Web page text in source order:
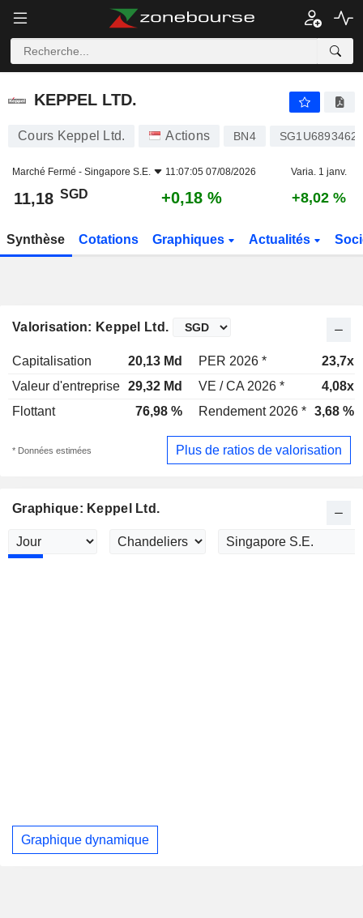
KEPPEL LTD.
KEPPEL LTD.
Cours Keppel Ltd. Actions BN4
Marché Fermé - Singapore S.E. 11:07:05 07/08/2026 Varia. 1 janv.
11,18 SGD +0,18 % +8,02 %
Synthèse Cotations Graphiques Actualités
Valorisation: Keppel Ltd.
Capitalisation 20,13 Md PER 2026 *
23,7x
Valeur d'entreprise 29,32 Md VE / CA 2026 *
4,08x
Flottant
76,98 % Rendement 2026 * 3,68 %
* Données estimées Plus de ratios de valorisation
Graphique: Keppel Ltd.
Graphique dynamique